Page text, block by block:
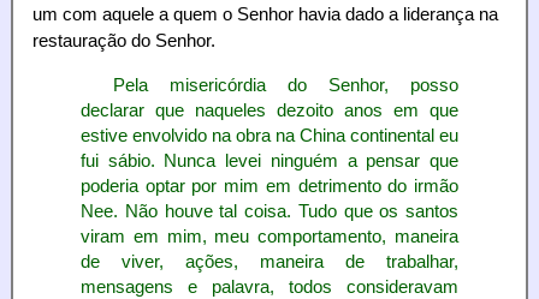
um com aquele a quem o Senhor havia dado a liderança na
restauração do Senhor.
Pela misericórdia do Senhor, posso
declarar que naqueles dezoito anos em que
estive envolvido na obra na China continental eu
fui sábio. Nunca levei ninguém a pensar que
poderia optar por mim em detrimento do irmão
Nee. Não houve tal coisa. Tudo que os santos
viram em mim, meu comportamento, maneira
de viver, ações, maneira de trabalhar,
mensagens e palavra, todos consideravam